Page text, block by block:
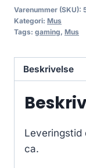
Varenummer (SKU):
Kategori: Mus
Tags: gaming, Mus
Beskrivelse
Leveringstid
ca.